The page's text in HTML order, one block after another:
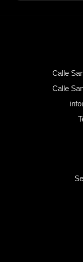
Calle
Calle